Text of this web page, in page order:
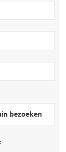
bezoeken